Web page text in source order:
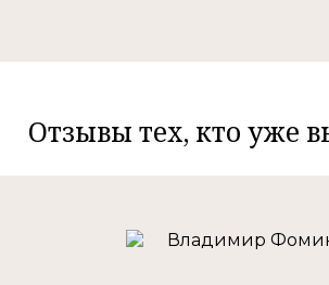
Отзывы тех, кто уже